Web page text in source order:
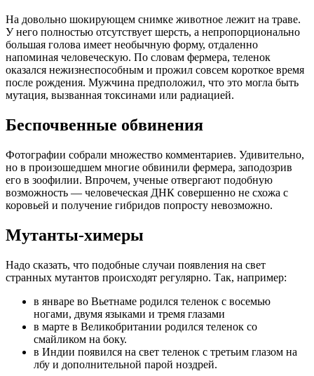
На довольно шокирующем снимке животное лежит на траве.
У него полностью отсутствует шерсть, а непропорционально
большая голова имеет необычную форму, отдаленно
напоминая человеческую. По словам фермера, теленок
оказался нежизнеспособным и прожил совсем короткое время
после рождения. Мужчина предположил, что это могла быть
мутация, вызванная токсинами или радиацией.
Беспочвенные обвинения
Фотографии собрали множество комментариев. Удивительно,
но в произошедшем многие обвинили фермера, заподозрив
его в зоофилии. Впрочем, ученые отвергают подобную
возможность — человеческая ДНК совершенно не схожа с
коровьей и получение гибридов попросту невозможно.
Мутанты-химеры
Надо сказать, что подобные случаи появления на свет
странных мутантов происходят регулярно. Так, например:
в январе во Вьетнаме родился теленок с восемью
ногами, двумя языками и тремя глазами
в марте в Великобритании родился теленок со
смайликом на боку.
в Индии появился на свет теленок с третьим глазом на
лбу и дополнительной парой ноздрей.